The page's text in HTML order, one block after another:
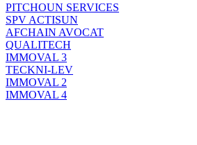
PITCHOUN SERVICES
SPV ACTISUN
AFCHAIN AVOCAT
QUALITECH
IMMOVAL 3
TECKNI-LEV
IMMOVAL 2
IMMOVAL 4